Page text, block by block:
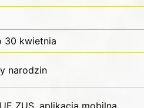
30 kwietnia
narodzin
ZUS, aplikacja mobilna